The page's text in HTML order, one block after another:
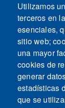
Utilizamos
terceros en
esenciales,
sitio web;
una mayor
cookies de
generar
estadísticas
que se